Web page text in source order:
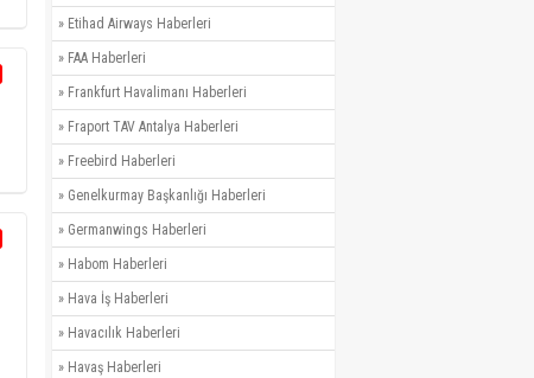
» Etihad Airways Haberleri
» FAA Haberleri
» Frankfurt Havalimanı Haberleri
» Fraport TAV Antalya Haberleri
» Freebird Haberleri
» Genelkurmay Başkanlığı Haberleri
» Germanwings Haberleri
» Habom Haberleri
» Hava İş Haberleri
» Havacılık Haberleri
» Havaş Haberleri